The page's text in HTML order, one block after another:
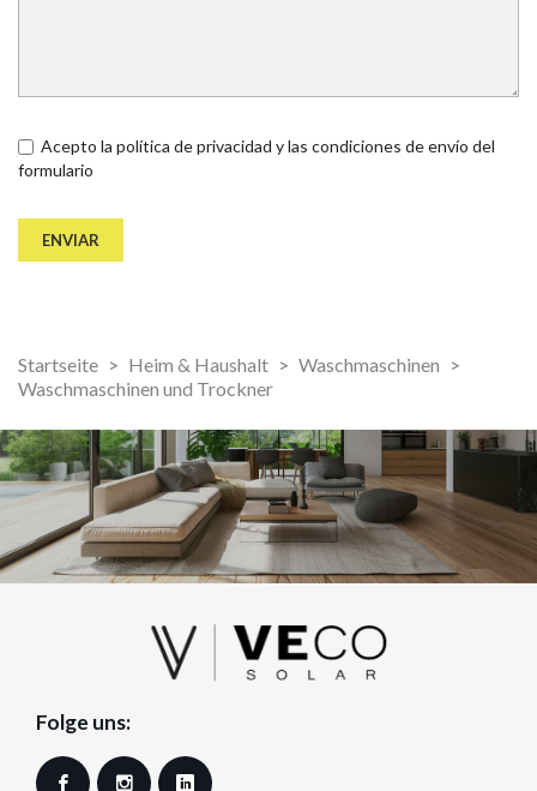
Startseite Heim & Haushalt
Waschmaschinen
Waschmaschinen und Trockner
Acepto la política de privacidad y las condiciones de envío del
formulario
Folge uns:
Facebook Instagram